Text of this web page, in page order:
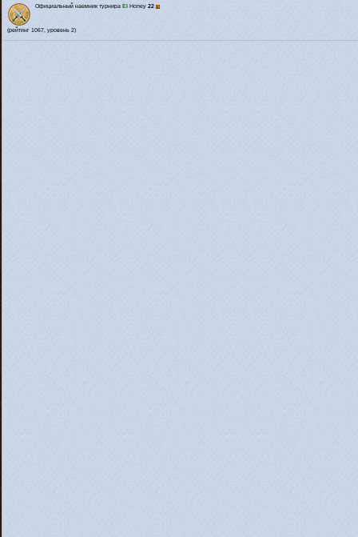
Официальный наемник турнира El Honey 22
(рейтинг 1067, уровень 2)